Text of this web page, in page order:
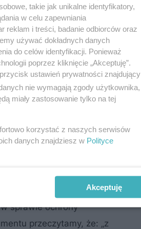
na wypadek
dostęp.
ale i
i być
sprawie ochrony
przeczytamy, że: „z
takie jak unikalne identyfikatory,
w celu zapewniania
reklam i treści, badanie odbiorców oraz
używać dokładnych danych
do celów identyfikacji. Ponieważ
poprzez kliknięcie „Akceptuję”.
ustawień prywatności znajdujący
nie wymagają zgody użytkownika,
miały zastosowanie tylko na tej
korzystać z naszych serwisów
danych znajdziesz w Polityce
Akceptuję